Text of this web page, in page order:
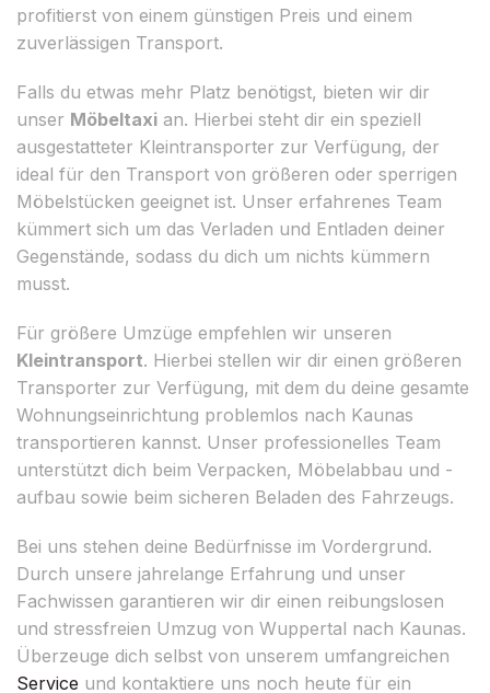
profitierst von einem günstigen Preis und einem
zuverlässigen Transport.
Falls du etwas mehr Platz benötigst, bieten wir dir
unser Möbeltaxi an. Hierbei steht dir ein speziell
ausgestatteter Kleintransporter zur Verfügung, der
ideal für den Transport von größeren oder sperrigen
Möbelstücken geeignet ist. Unser erfahrenes Team
kümmert sich um das Verladen und Entladen deiner
Gegenstände, sodass du dich um nichts kümmern
musst.
Für größere Umzüge empfehlen wir unseren
Kleintransport. Hierbei stellen wir dir einen größeren
Transporter zur Verfügung, mit dem du deine gesamte
Wohnungseinrichtung problemlos nach Kaunas
transportieren kannst. Unser professionelles Team
unterstützt dich beim Verpacken, Möbelabbau und -
aufbau sowie beim sicheren Beladen des Fahrzeugs.
Bei uns stehen deine Bedürfnisse im Vordergrund.
Durch unsere jahrelange Erfahrung und unser
Fachwissen garantieren wir dir einen reibungslosen
und stressfreien Umzug von Wuppertal nach Kaunas.
Überzeuge dich selbst von unserem umfangreichen
Service und kontaktiere uns noch heute für ein